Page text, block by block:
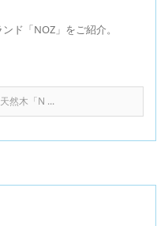
ド「NOZ」をご紹介。
然木「N ...